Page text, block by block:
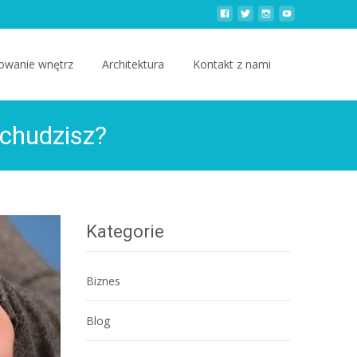
wnętrz Architektura Kontakt z nami
Kategorie
Biznes
Blog